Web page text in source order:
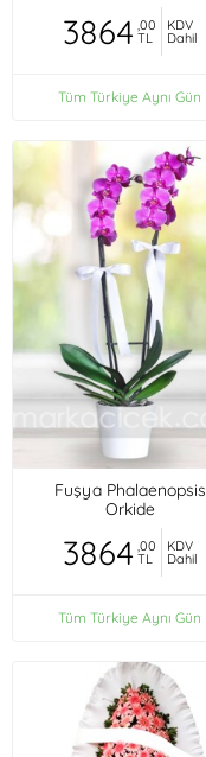
3864 ,00
TL
KDV
Dahil
Tüm Türkiye Aynı Gün
Fuşya Phalaenopsis
Orkide
3864 ,00
TL
KDV
Dahil
Tüm Türkiye Aynı Gün